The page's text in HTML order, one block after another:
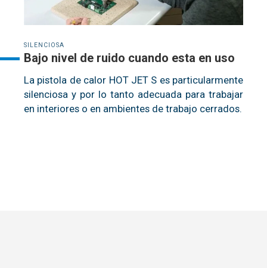
SILENCIOSA
Bajo nivel de ruido cuando esta en uso
La pistola de calor HOT JET S es particularmente
silenciosa y por lo tanto adecuada para trabajar
en interiores o en ambientes de trabajo cerrados.